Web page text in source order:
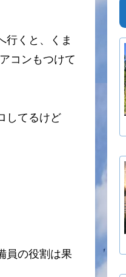
行くと、くま
コンもつけて
してるけど
員の役割は果